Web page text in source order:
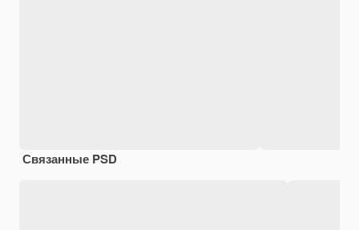
Связанные PSD